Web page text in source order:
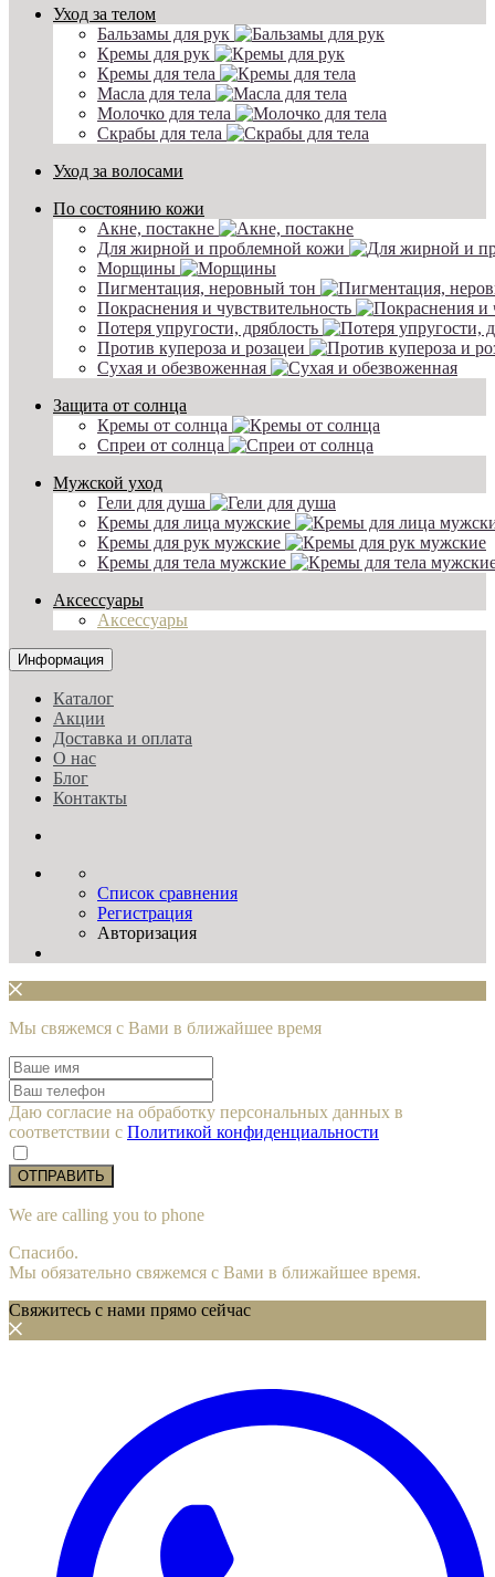
Уход за телом
Бальзамы для рук
Кремы для рук
Кремы для тела
Масла для тела
Молочко для тела
Скрабы для тела
Уход за волосами
По состоянию кожи
Акне, постакне
Для жирной и проблемной кожи
Морщины
Пигментация, неровный тон
Покраснения и чувствительность
Потеря упругости, дряблость
Против купероза и розацеи
Сухая и обезвоженная
Защита от солнца
Кремы от солнца
Спреи от солнца
Мужской уход
Гели для душа
Кремы для лица мужские
Кремы для рук мужские
Кремы для тела мужские
Аксессуары
Аксессуары
Информация
Каталог
Акции
Доставка и оплата
О нас
Блог
Контакты
Список сравнения
Регистрация
Авторизация
Мы cвяжемся с Вами в ближайшее время
Даю согласие на обработку персональных данных в
соответствии с Политикой конфиденциальности
ОТПРАВИТЬ
We are calling you to phone
Спасибо.
Мы обязательно свяжемся с Вами в ближайшее время.
Свяжитесь с нами прямо сейчас